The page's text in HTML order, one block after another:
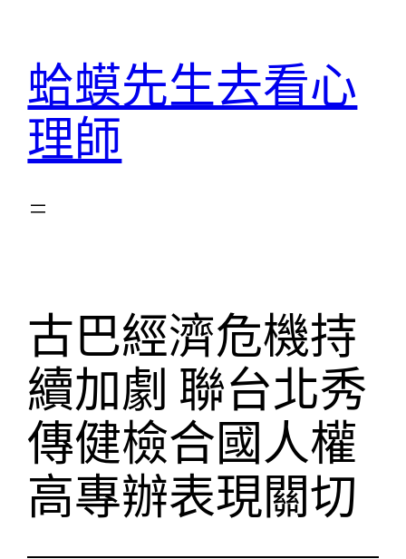
蛤蟆先生去看心
理師
古巴經濟危機持
續加劇 聯台北秀
傳健檢合國人權
高專辦表現關切